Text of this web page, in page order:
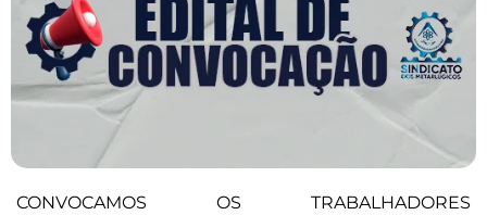
CONVOCAMOS OS TRABALHADORES